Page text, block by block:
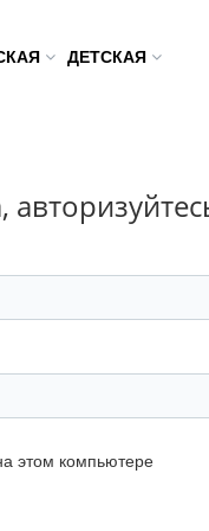
ДЕТСКАЯ
этом компьютере